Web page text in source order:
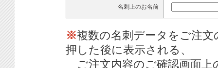
名刺上のお名前
※複数の名刺データをご注
押した後に表示される、
ご注文内容のご確認画面上